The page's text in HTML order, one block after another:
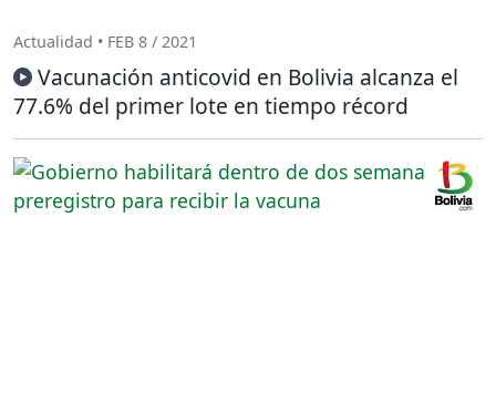
Actualidad • FEB 8 / 2021
Vacunación anticovid en Bolivia alcanza el
77.6% del primer lote en tiempo récord